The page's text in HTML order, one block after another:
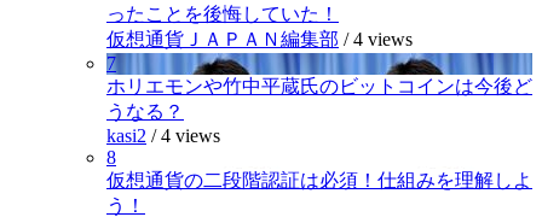
ったことを後悔していた！
仮想通貨ＪＡＰＡＮ編集部 /4 views
7
ホリエモンや竹中平蔵氏のビットコインは今後ど
うなる？
kasi2 /4 views
8
仮想通貨の二段階認証は必須！仕組みを理解しよ
う！